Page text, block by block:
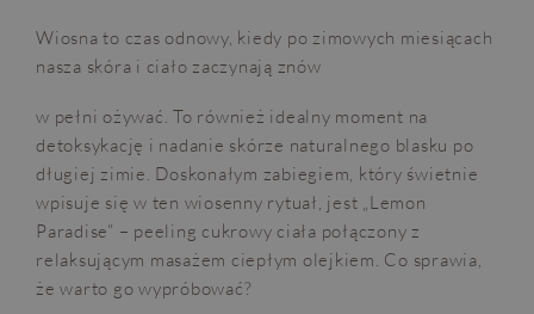
Wiosna to czas odnowy, kiedy po zimowych miesiącach
nasza skóra i ciało zaczynają znów
w pełni ożywać. To również idealny moment na
detoksykację i nadanie skórze naturalnego blasku po
długiej zimie. Doskonałym zabiegiem, który świetnie
wpisuje się w ten wiosenny rytuał, jest „Lemon
Paradise” – peeling cukrowy ciała połączony z
relaksującym masażem ciepłym olejkiem. Co sprawia,
że warto go wypróbować?